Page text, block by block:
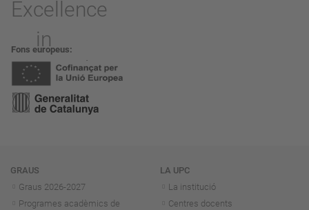
Fons europeus
Navegació
GRAUS
Graus 2026-2027
Programes acadèmics de
LA UPC
La institució
Centres docents